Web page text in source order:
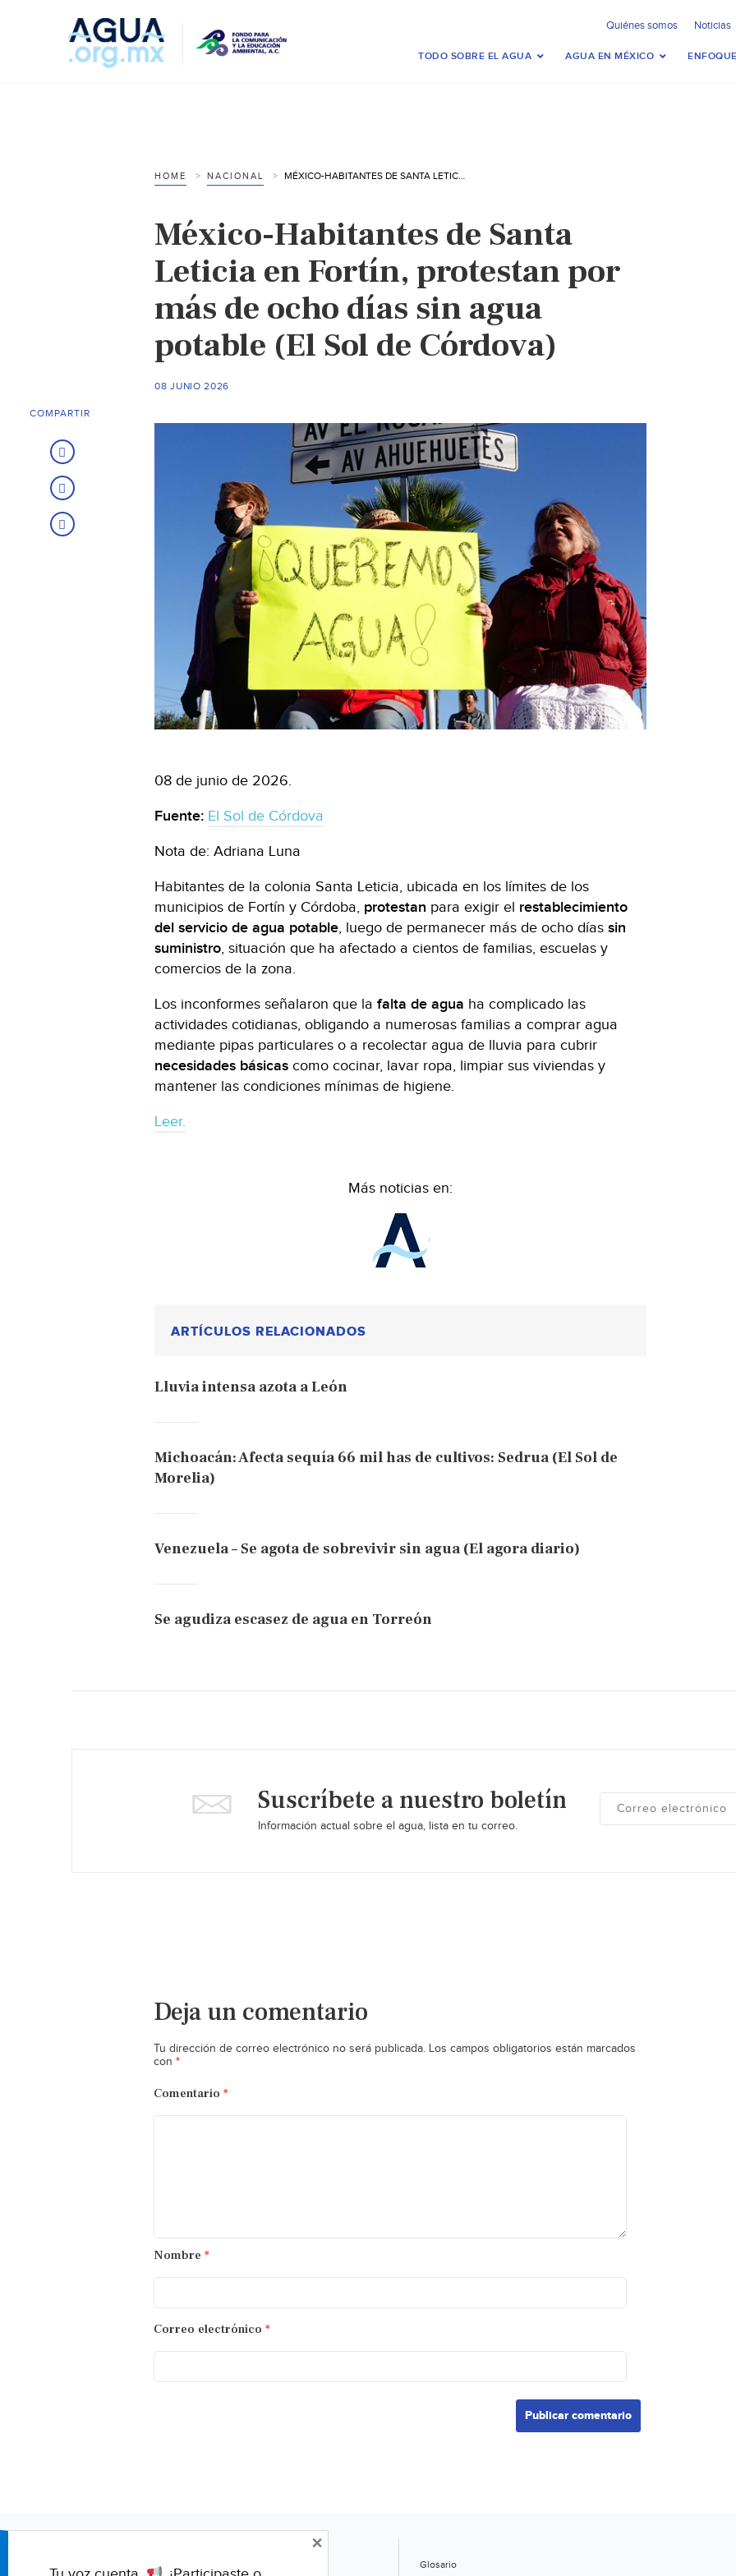
Quiénes somos Noticias
TODO SOBRE EL AGUA AGUA EN MÉXICO
HOME NACIONAL MÉXICO-HABITANTES DE SANTA LETICIA EN FORTÍN, PROTESTAN POR MÁS DE OCHO DÍAS SIN AGUA POTABLE (EL SOL DE CÓRDOVA)
México-Habitantes de Santa
Leticia en Fortín, protestan por
más de ocho días sin agua
potable (El Sol de Córdova)
08 JUNIO 2026
08 de junio de 2026.
Fuente: El Sol de Córdova
Nota de: Adriana Luna
Habitantes de la colonia Santa Leticia, ubicada en los límites de los
municipios de Fortín y Córdoba, protestan para exigir el restablecimiento
del servicio de agua potable, luego de permanecer más de ocho días sin
suministro, situación que ha afectado a cientos de familias, escuelas y
comercios de la zona.
Los inconformes señalaron que la falta de agua ha complicado las
actividades cotidianas, obligando a numerosas familias a comprar agua
mediante pipas particulares o a recolectar agua de lluvia para cubrir
necesidades básicas como cocinar, lavar ropa, limpiar sus viviendas y
mantener las condiciones mínimas de higiene.
Leer.
Más noticias en:
ARTÍCULOS RELACIONADOS
Lluvia intensa azota a León
Michoacán: Afecta sequía 66 mil has de cultivos: Sedrua (El Sol de
Morelia)
Venezuela – Se agota de sobrevivir sin agua (El agora diario)
Se agudiza escasez de agua en Torreón
COMPARTIR
Suscríbete a nuestro boletín
Información actual sobre el agua, lista en tu correo.
Deja un comentario
Tu dirección de correo electrónico no será publicada. Los campos obligatorios están marcados
con *
Comentario *
Nombre *
Correo electrónico *
Glosario
×